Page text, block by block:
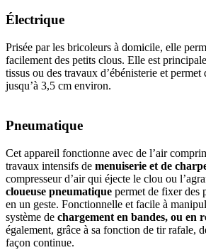
Électrique
Prisée par les bricoleurs à domicile, elle
facilement des petits clous. Elle est
tissus ou des travaux d’ébénisterie et
jusqu’à 3,5 cm environ.
Pneumatique
Cet appareil fonctionne avec de l’air
travaux intensifs de menuiserie et de
compresseur d’air qui éjecte le clou ou
cloueuse pneumatique permet de fixer des
en un geste. Fonctionnelle et facile à
système de chargement en bandes, ou en
également, grâce à sa fonction de tir rafale,
façon continue.